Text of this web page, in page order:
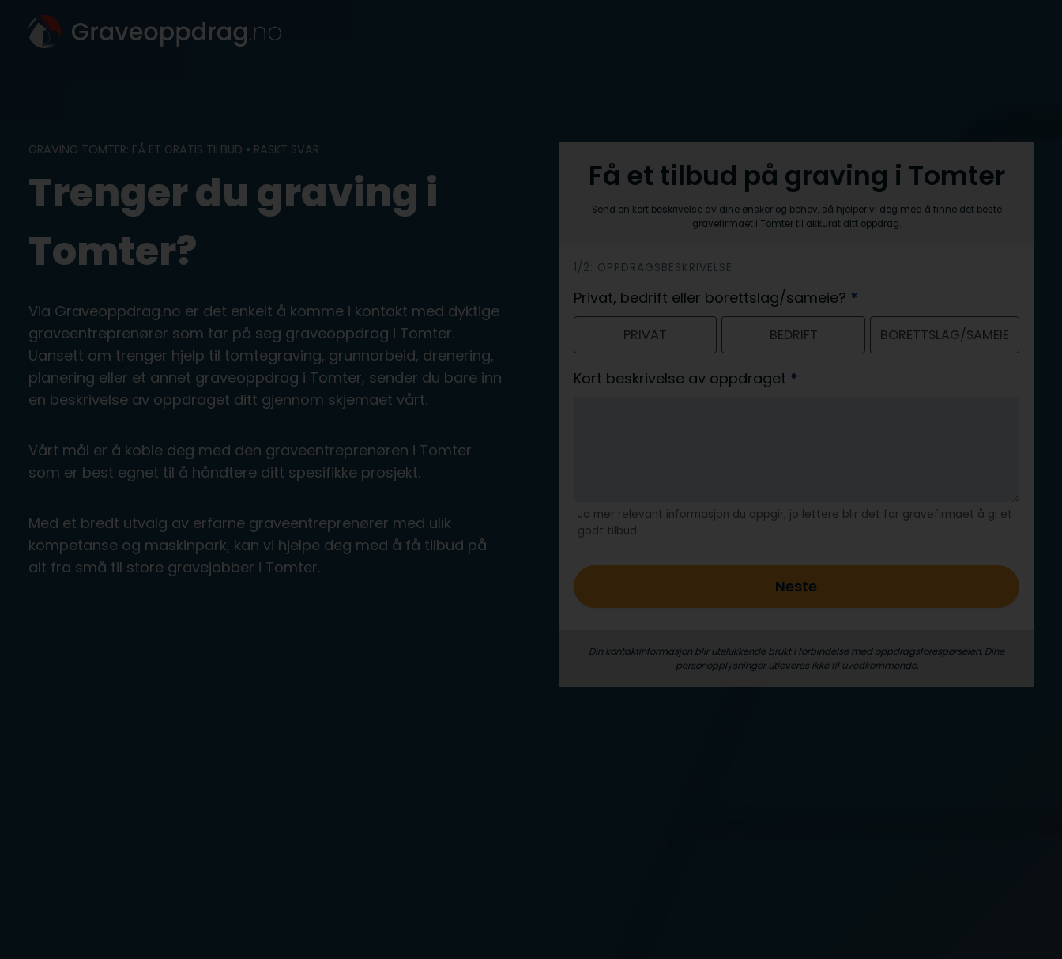
content
GRAVING TOMTER: FÅ ET GRATIS TILBUD • RASKT SVAR
Trenger du graving i
Tomter?
Via Graveoppdrag.no er det enkelt å komme i kontakt med dyktige
graveentreprenører som tar på seg graveoppdrag i Tomter.
Uansett om trenger hjelp til tomtegraving, grunnarbeid, drenering,
planering eller et annet graveoppdrag i Tomter, sender du bare inn
en beskrivelse av oppdraget ditt gjennom skjemaet vårt.
Vårt mål er å koble deg med den graveentreprenøren i Tomter
som er best egnet til å håndtere ditt spesifikke prosjekt.
Med et bredt utvalg av erfarne graveentreprenører med ulik
kompetanse og maskinpark, kan vi hjelpe deg med å få tilbud på
alt fra små til store gravejobber i Tomter.
Få et tilbud på graving i Tomter
Send en kort beskrivelse av dine ønsker og behov, så hjelper vi deg med å finne det beste
gravefirmaet i Tomter til akkurat ditt oppdrag.
h
e
r
1/2: OPPDRAGSBESKRIVELSE
Privat, bedrift eller borettslag/sameie? *
PRIVAT BEDRIFT BORETTSLAG/SAMEIE
Kort beskrivelse av oppdraget *
Jo mer relevant informasjon du oppgir, jo lettere blir det for gravefirmaet å gi et
godt tilbud.
Neste
Din kontaktinformasjon blir utelukkende brukt i forbindelse med oppdrags­forespørselen. Dine
person­­opplysninger utleveres ikke til uvedkommende.